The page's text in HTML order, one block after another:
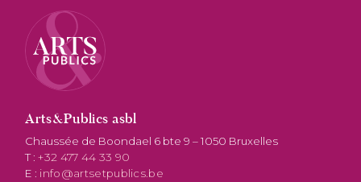
Arts&Publics asbl
Chaussée de Boondael 6 bte 9 – 1050 Bruxelles
T :+32 477 44 33 90
E : info@artsetpublics.be